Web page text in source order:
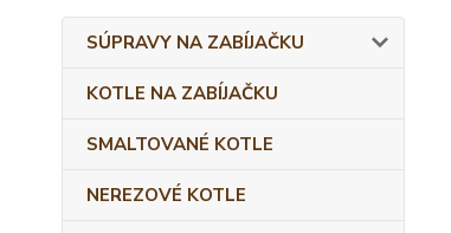
SÚPRAVY NA ZABÍJAČKU
KOTLE NA ZABÍJAČKU
SMALTOVANÉ KOTLE
NEREZOVÉ KOTLE